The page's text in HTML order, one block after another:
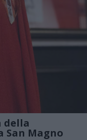
della
San Magno